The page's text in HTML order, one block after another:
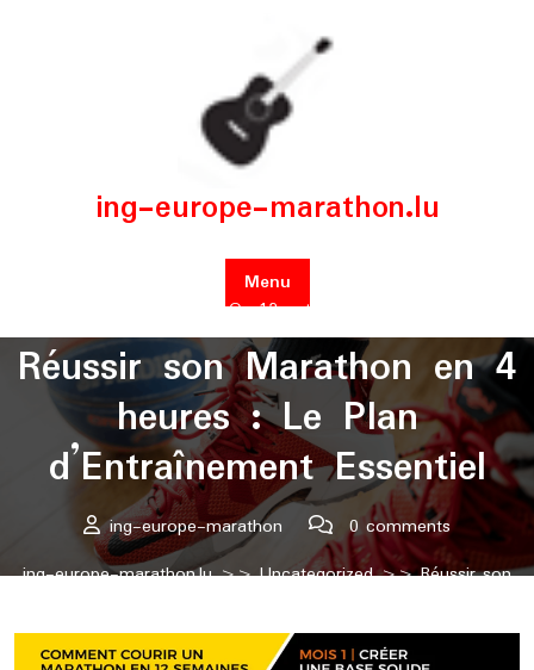
ing-europe-marathon.lu
Menu
Posted On 12 octobre 2025
Réussir son Marathon en 4
heures : Le Plan
d’Entraînement Essentiel
ing-europe-marathon
0 comments
ing-europe-marathon.lu>>Uncategorized>> Réussir son